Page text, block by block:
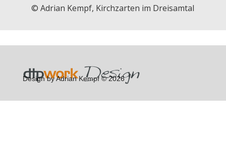
© Adrian Kempf, Kirchzarten im Dreisamtal
Design by Adrian Kempf © 2026